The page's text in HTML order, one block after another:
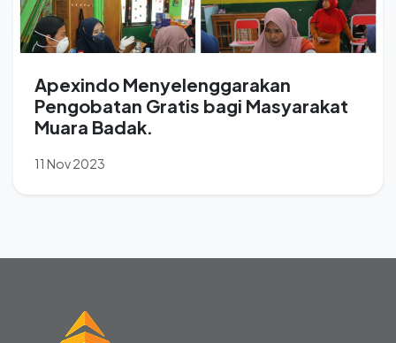
Apexindo Menyelenggarakan
Pengobatan Gratis bagi Masyarakat
Muara Badak.
11 Nov 2023